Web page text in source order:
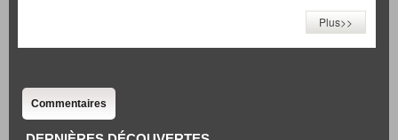
Plus>>
Commentaires